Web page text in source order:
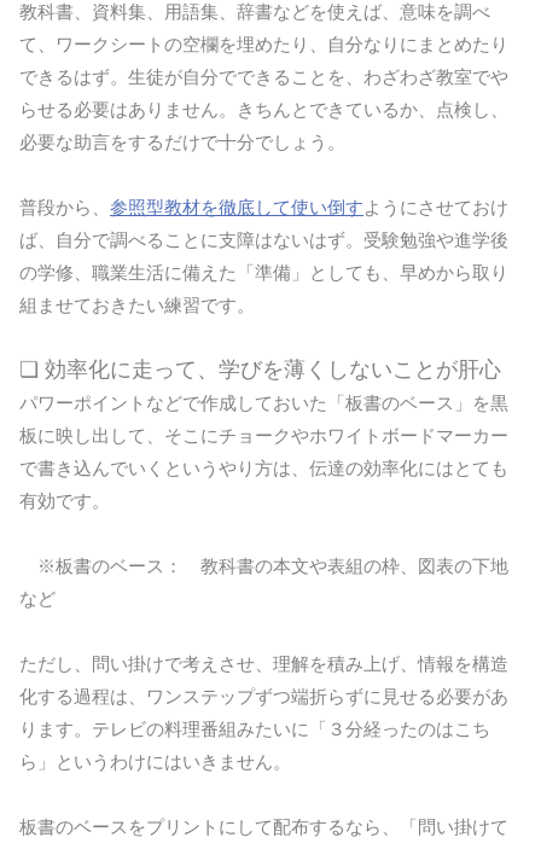
教科書、資料集、用語集、辞書などを使えば、意味を調べ
て、ワークシートの空欄を埋めたり、自分なりにまとめたり
できるはず。生徒が自分でできることを、わざわざ教室でや
らせる必要はありません。きちんとできているか、点検し、
必要な助言をするだけで十分でしょう。
普段から、 参照型教材を徹底して使い倒すようにさせておけ
ば、自分で調べることに支障はないはず。受験勉強や進学後
の学修、職業生活に備えた「準備」としても、早めから取り
組ませておきたい練習です。
❏ 効率化に走って、学びを薄くしないことが肝心
パワーポイントなどで作成しておいた「板書のベース」を黒
板に映し出して、そこにチョークやホワイトボードマーカー
で書き込んでいくというやり方は、伝達の効率化にはとても
有効です。
※板書のベース： 教科書の本文や表組の枠、図表の下地
など
ただし、問い掛けで考えさせ、理解を積み上げ、情報を構造
化する過程は、ワンステップずつ端折らずに見せる必要があ
ります。テレビの料理番組みたいに「３分経ったのはこち
ら」というわけにはいきません。
板書のベースをプリントにして配布するなら、「問い掛けて